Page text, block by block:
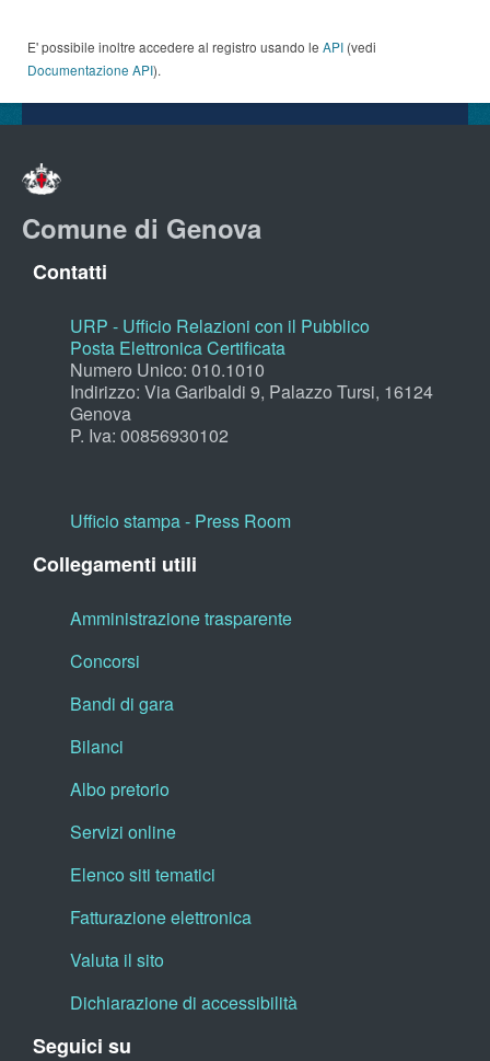
E' possibile inoltre accedere al registro usando le API (vedi
Documentazione API).
Comune di Genova
Contatti
URP - Ufficio Relazioni con il Pubblico
Posta Elettronica Certificata
Numero Unico: 010.1010
Indirizzo: Via Garibaldi 9, Palazzo Tursi, 16124
Genova
P. Iva: 00856930102
Ufficio stampa - Press Room
Collegamenti utili
Amministrazione trasparente
Concorsi
Bandi di gara
Bilanci
Albo pretorio
Servizi online
Elenco siti tematici
Fatturazione elettronica
Valuta il sito
Dichiarazione di accessibilità
Seguici su